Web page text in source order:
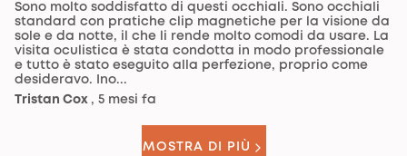
Sono molto soddisfatto di questi occhiali. Sono occhiali
standard con pratiche clip magnetiche per la visione da
sole e da notte, il che li rende molto comodi da usare. La
visita oculistica è stata condotta in modo professionale
e tutto è stato eseguito alla perfezione, proprio come
desideravo. Ino...
Tristan Cox , 5 mesi fa
MOSTRA DI PIÙ